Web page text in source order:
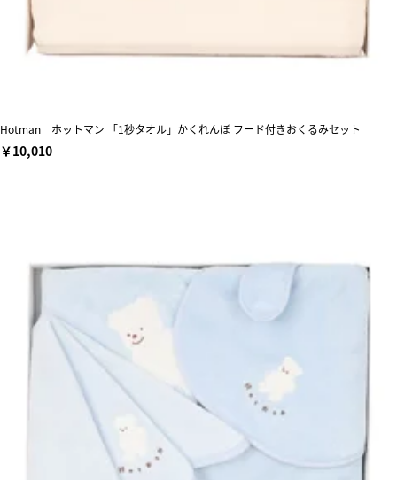
Hotman ホットマン 「1秒タオル」かくれんぼ フード付きおくるみセット
￥10,010